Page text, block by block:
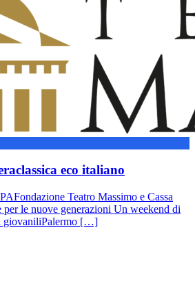
eco italiano
Teatro Massimo e Cassa
per le nuove generazioni Un weekend di
giovaniliPalermo […]